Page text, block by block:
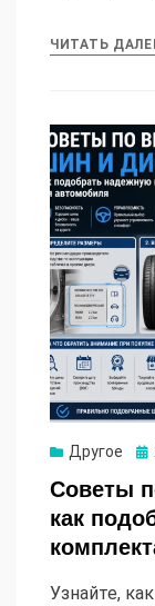
ЧИТАТЬ
Другое
Советы
как
Узнайте,